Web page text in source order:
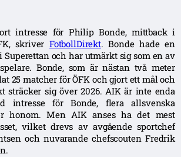
intresse för Philip Bonde, mittback i
skriver FotbollDirekt. Bonde hade en
Superettan och har utmärkt sig som en av
Bonde, som är nästan två meter
25 matcher för ÖFK och gjort ett mål och
sträcker sig över 2026. AIK är inte enda
intresse för Bonde, flera allsvenska
honom. Men AIK anses ha det mest
vilket drevs av avgående sportchef
och nuvarande chefscouten Fredrik